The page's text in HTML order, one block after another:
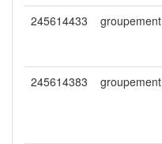
245614433 groupement
245614383 groupement